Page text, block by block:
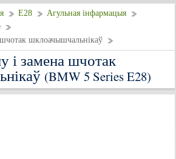
E28
Агульная інфармацыя
шклоачышчальнікаў
і замена шчотак
(BMW 5 Series E28)